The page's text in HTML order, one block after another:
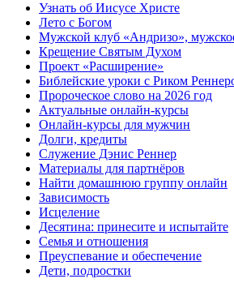
Узнать об Иисусе Христе
Лето с Богом
Мужской клуб «Андризо»,
Крещение Святым Духом
Проект «Расширение»
Библейские уроки с Риком
Пророческое слово на 2026 год
Актуальные онлайн-курсы
Онлайн-курсы для мужчин
Долги, кредиты
Служение Дэнис Реннер
Материалы для партнёров
Найти домашнюю группу онлайн
Зависимость
Исцеление
Десятина: принесите и испытайте
Семья и отношения
Преуспевание и обеспечение
Дети, подростки